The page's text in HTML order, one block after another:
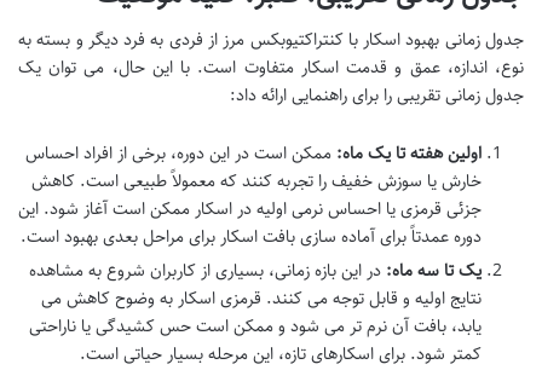
جدول زمانی بهبود اسکار با کنتراکتیوبکس مرز از فردی به فرد دیگر و بسته به
نوع، اندازه، عمق و قدمت اسکار متفاوت است. با این حال، می توان یک
جدول زمانی تقریبی را برای راهنمایی ارائه داد:
اولین هفته تا یک ماه: ممکن است در این دوره، برخی از افراد احساس
خارش یا سوزش خفیف را تجربه کنند که معمولاً طبیعی است. کاهش
جزئی قرمزی یا احساس نرمی اولیه در اسکار ممکن است آغاز شود. این
دوره عمدتاً برای آماده سازی بافت اسکار برای مراحل بعدی بهبود است.
یک تا سه ماه: در این بازه زمانی، بسیاری از کاربران شروع به مشاهده
نتایج اولیه و قابل توجه می کنند. قرمزی اسکار به وضوح کاهش می
یابد، بافت آن نرم تر می شود و ممکن است حس کشیدگی یا ناراحتی
کمتر شود. برای اسکارهای تازه، این مرحله بسیار حیاتی است.